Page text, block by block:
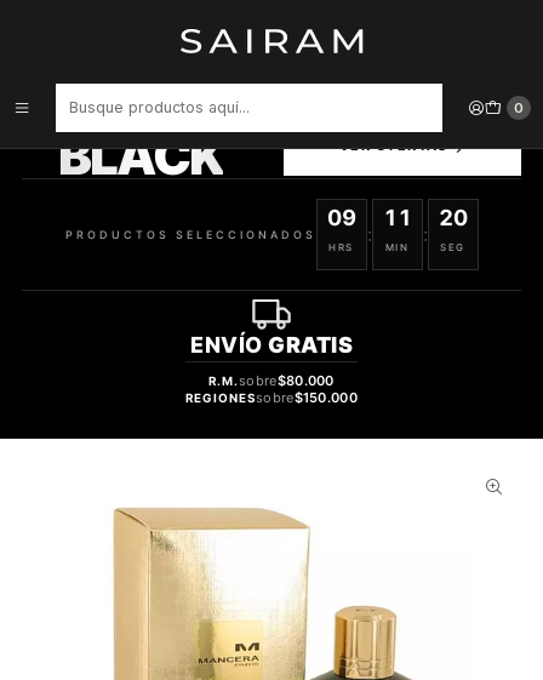
0
PERFUME MANCERA THE AOUD UNISEX EDP 120 ML
BLACK
SELECCIONADOS
PRODUCTOS SELECCIONADOS
09
HRS
:
11
MIN
:
19
SEG
ENVÍO GRATIS
R.M.sobre$80.000
REGIONESsobre$150.000